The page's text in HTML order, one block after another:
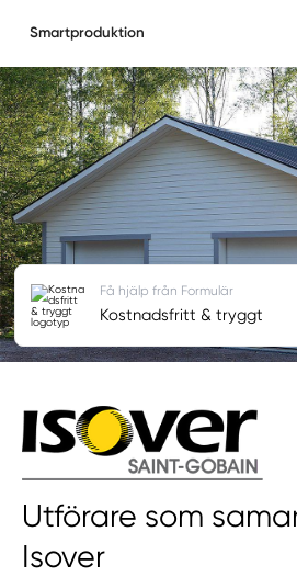
Smartproduktion
Utförare som
Isover
Få hjälp från Formulär
Kostnadsfritt & tryggt